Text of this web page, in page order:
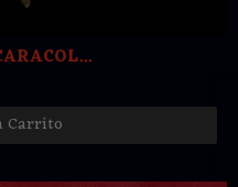
Carrito